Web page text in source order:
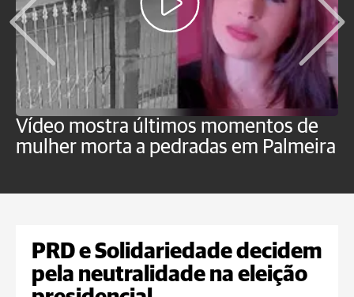
Vídeo mostra últimos momentos de
mulher morta a pedradas em Palmeira
PRD e Solidariedade decidem
pela neutralidade na eleição